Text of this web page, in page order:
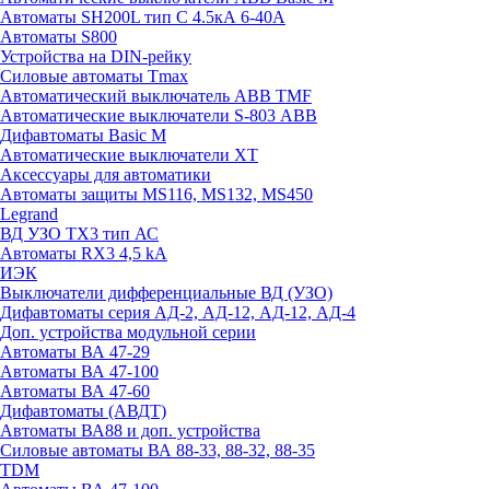
Автоматы SH200L тип С 4.5кА 6-40А
Автоматы S800
Устройства на DIN-рейку
Силовые автоматы Tmax
Автоматический выключатель ABB TMF
Автоматические выключатели S-803 АВВ
Дифавтоматы Basic M
Автоматические выключатели XT
Аксессуары для автоматики
Автоматы защиты MS116, MS132, MS450
Legrand
ВД УЗО TX3 тип АС
Автоматы RX3 4,5 kA
ИЭК
Выключатели дифференциальные ВД (УЗО)
Дифавтоматы серия АД-2, АД-12, АД-12, АД-4
Доп. устройства модульной серии
Автоматы ВА 47-29
Автоматы ВА 47-100
Автоматы ВА 47-60
Дифавтоматы (АВДТ)
Автоматы ВА88 и доп. устройства
Силовые автоматы ВА 88-33, 88-32, 88-35
TDM